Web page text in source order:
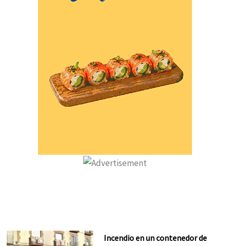
Incendio en un contenedor de